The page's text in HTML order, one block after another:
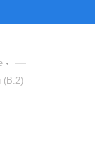
—
(В.2)